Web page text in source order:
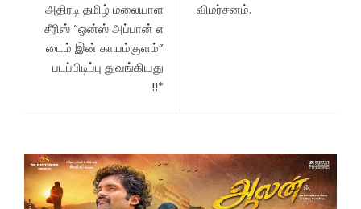
அதிரடி தமிழ் மலையாள
சீரிஸ் “ஒன்ஸ் அப்பான் எ
டைம் இன் காயம்குளம்”
படப்பிடிப்பு துவங்கியது
!!*
விமர்சனம்.